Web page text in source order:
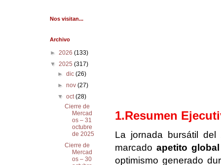
1.Resumen
La jornada bursátil
marcadoapetito
optimismo generado
Nos visitan...
Archivo
►2026(133)
▼2025(317)
► dic (26)
► nov (27)
▼ oct(28)
Cierre de
Mercad
os – 31
octubre
de 2025
Cierre de
Mercad
os – 30